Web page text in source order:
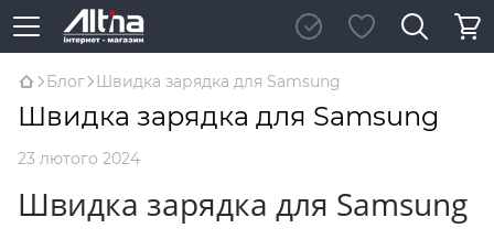
Блог Швидка зарядка для Samsung
Швидка зарядка для Samsung
23 лютого 2024
Швидка зарядка для Samsung